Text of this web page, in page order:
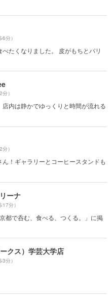
6分）
たくなりました。 皮がもちとパリ
分）
内は静かでゆっくりと時間が流れる
分）
！ギャラリーとコーヒースタンドも
ーナ
17分）
都で呑む、食べる、つくる。」に掲
クス）学芸大学店
3分）